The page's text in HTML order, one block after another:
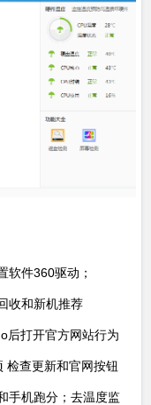
件360驱动；
收和新机推荐
后打开官方网站行为
查更新和官网按钮
手机跑分；去温度监